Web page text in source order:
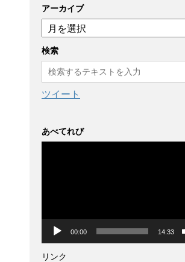
ゴ
リ
ー
アーカイブ
ア
ー
カ
イ
ブ
検索
ツイート
あべてれび
ー
00:00 14:33
リンク